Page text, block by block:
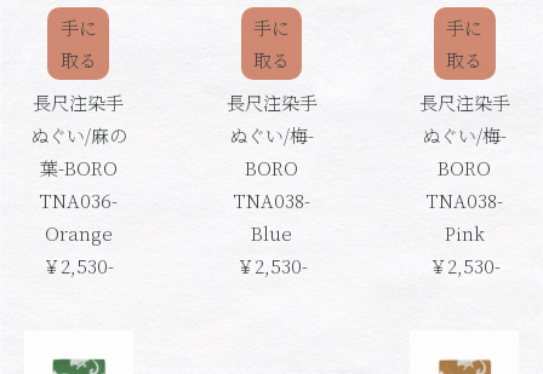
手に
取る
長尺注染手
ぬぐい/麻の
葉-BORO
TNA036-
Orange
￥2,530-
手に
取る
長尺注染手
ぬぐい/梅-
BORO
TNA038-
Blue
￥2,530-
手に
取る
長尺注染手
ぬぐい/梅-
BORO
TNA038-
Pink
￥2,530-